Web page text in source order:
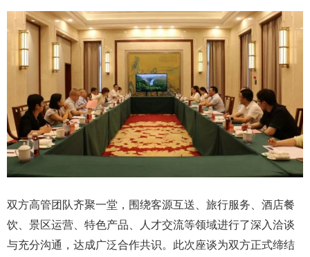
双方高管团队齐聚一堂，围绕客源互送、旅行服务、酒店餐
饮、景区运营、特色产品、人才交流等领域进行了深入洽谈
与充分沟通，达成广泛合作共识。此次座谈为双方正式缔结